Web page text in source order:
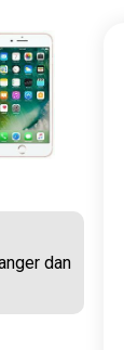
dan